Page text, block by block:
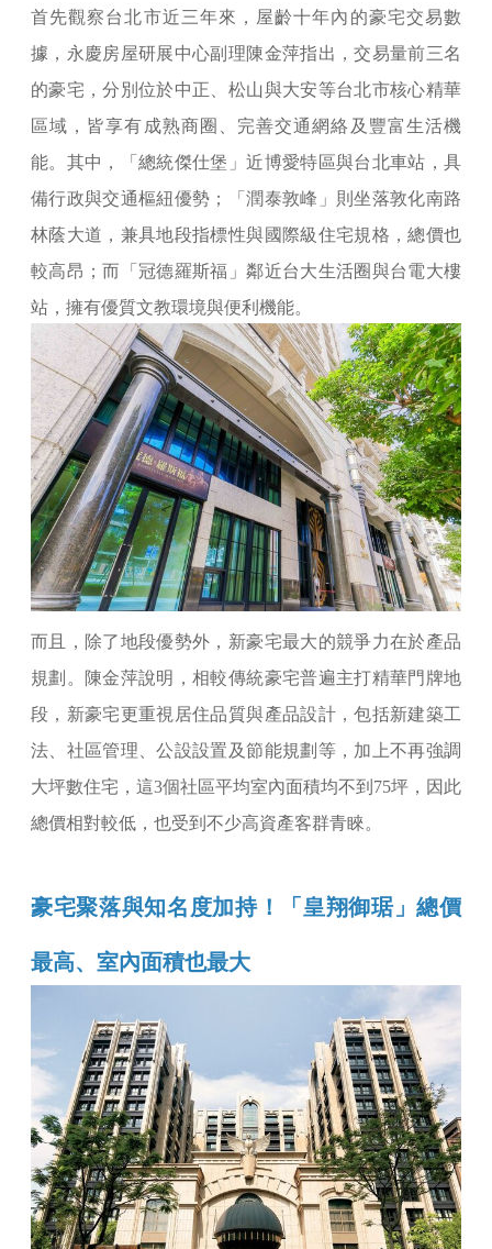
首先觀察台北市近三年來，屋齡十年內的豪宅交易數
據，永慶房屋研展中心副理陳金萍指出，交易量前三名
的豪宅，分別位於中正、松山與大安等台北市核心精華
區域，皆享有成熟商圈、完善交通網絡及豐富生活機
能。其中，「總統傑仕堡」近博愛特區與台北車站，具
備行政與交通樞紐優勢；「潤泰敦峰」則坐落敦化南路
林蔭大道，兼具地段指標性與國際級住宅規格，總價也
較高昂；而「冠德羅斯福」鄰近台大生活圈與台電大樓
站，擁有優質文教環境與便利機能。
而且，除了地段優勢外，新豪宅最大的競爭力在於產品
規劃。陳金萍說明，相較傳統豪宅普遍主打精華門牌地
段，新豪宅更重視居住品質與產品設計，包括新建築工
法、社區管理、公設設置及節能規劃等，加上不再強調
大坪數住宅，這3個社區平均室內面積均不到75坪，因此
總價相對較低，也受到不少高資產客群青睞。
豪宅聚落與知名度加持！「皇翔御琚」總價
最高、室內面積也最大